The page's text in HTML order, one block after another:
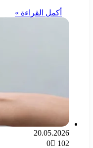
أكمل القراءة »
20.05.2026
0
102